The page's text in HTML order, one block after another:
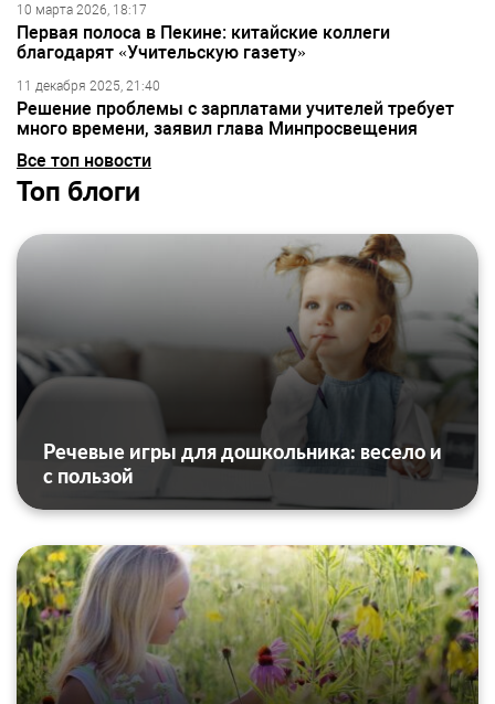
10 марта 2026, 18:17
Первая полоса в Пекине: китайские коллеги
благодарят «Учительскую газету»
11 декабря 2025, 21:40
Решение проблемы с зарплатами учителей требует
много времени, заявил глава Минпросвещения
Все топ новости
Топ блоги
Речевые игры для дошкольника: весело и
с пользой